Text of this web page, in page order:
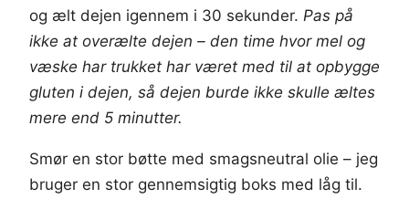
og ælt dejen igennem i 30 sekunder. Pas på
ikke at overælte dejen – den time hvor mel og
væske har trukket har været med til at opbygge
gluten i dejen, så dejen burde ikke skulle æltes
mere end 5 minutter.
Smør en stor bøtte med smagsneutral olie – jeg
bruger en stor gennemsigtig boks med låg til.